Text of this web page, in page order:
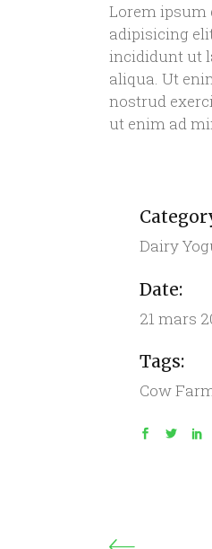
Lorem ipsum
adipisicing
incididunt ut
aliqua. Ut
nostrud
ut enim ad
Dairy
Date:
21 mars
Tags:
Cow